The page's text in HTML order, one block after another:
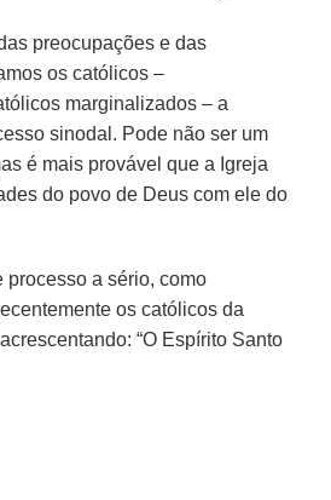
preocupações e das
os católicos –
marginalizados – a
sinodal. Pode não ser um
é mais provável que a Igreja
do povo de Deus com ele do
processo a sério, como
os católicos da
“O Espírito Santo